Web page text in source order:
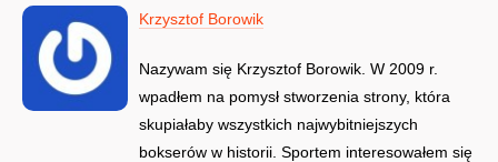
Krzysztof Borowik
Nazywam się Krzysztof Borowik. W 2009 r.
wpadłem na pomysł stworzenia strony, która
skupiałaby wszystkich najwybitniejszych
bokserów w historii. Sportem interesowałem się